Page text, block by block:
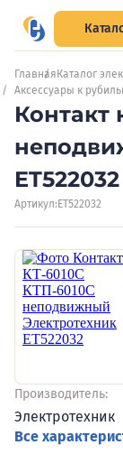
Главная Каталог
Аксессуары к
Контакт
ET522032
Артикул: ET522032
Производитель:
Электротехник
Все